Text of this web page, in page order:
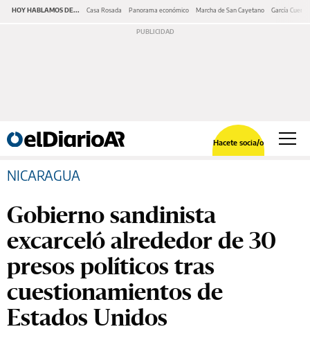
HOY HABLAMOS DE... Casa Rosada Panorama económico Marcha de San Cayetano García Cuerva
Hacete socia/o
NICARAGUA
Gobierno sandinista
excarceló alrededor de 30
presos políticos tras
cuestionamientos de
Estados Unidos